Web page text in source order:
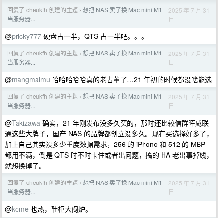
回复了 cheukfh 创建的主题 › 想把 NAS 卖了换 Mac mini M1
当服务器...
2025 年 7 月 31
日
@pricky777 硬盘占一半，QTS 占一半吧。。。
回复了 cheukfh 创建的主题 › 想把 NAS 卖了换 Mac mini M1
当服务器...
2025 年 7 月 31
日
@mangmaimu 哈哈哈哈哈真的老古董了…21 年初的时候都没啥能选
回复了 cheukfh 创建的主题 › 想把 NAS 卖了换 Mac mini M1
当服务器...
2025 年 7 月 31
日
@Takizawa 确实，21 年刚发布没多久买的，那时还比较信群晖威联
通这些大牌子，国产 NAS 的品牌都创立没多久。现在买选择好多了，
加上自己其实没多少重度数据需求，256 的 iPhone 和 512 的 MBP
都用不满，倒是 QTS 时不时卡住或者出问题，搞的 HA 老出事掉线，
就想换掉了。
回复了 cheukfh 创建的主题 › 想把 NAS 卖了换 Mac mini M1
当服务器...
2025 年 7 月 31
日
@kome 也热，鞋柜大闷炉。